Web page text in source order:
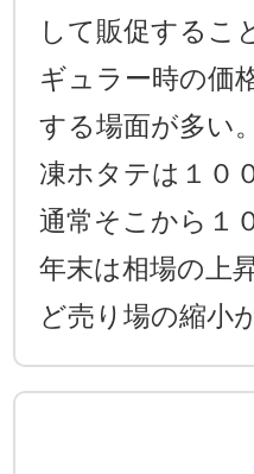
して販促するこ
ギュラー時の価
する場面が多い
凍ホタテは１０
通常そこから１
年末は相場の上
ど売り場の縮小